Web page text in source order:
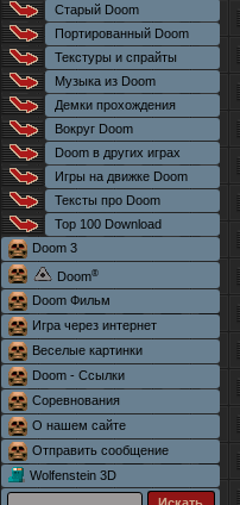
Старый Doom
Портированный Doom
Текстуры и спрайты
Музыка из Doom
Демки прохождения
Вокруг Doom
Doom в других играх
Игры на движке Doom
Тексты про Doom
Top 100 Download
Doom 3
Doom®
Doom Фильм
Игра через интернет
Веселые картинки
Doom - Ссылки
Соревнования
О нашем сайте
Отправить сообщение
Wolfenstein 3D